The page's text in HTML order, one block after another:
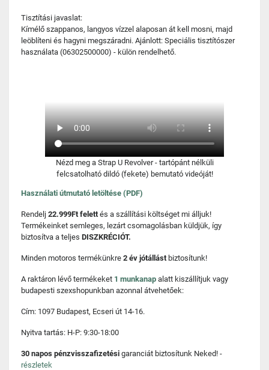
Tisztítási javaslat:
Kímélő szappanos, langyos vízzel alaposan át kell mosni, majd
leöblíteni és hagyni megszáradni. Ajánlott: Speciális tisztítószer
használata (06302500000) - külön rendelhető.
Nézd meg a Strap U Revolver - tartópánt nélküli
felcsatolható dildó (fekete) bemutató videóját!
Használati útmutató letöltése (PDF)
Rendelj 22.999Ft felettés a szállítási költséget mi álljuk!
Termékeinket semleges, lezárt csomagolásban küldjük, így
biztosítva a teljes DISZKRÉCIÓT.
Minden motoros termékünkre 2 év jótállást biztosítunk!
A raktáron lévő termékeket 1 munkanap alatt kiszállítjuk vagy
budapesti szexshopunkban azonnal átvehetőek:
Cím: 1097 Budapest, Ecseri út 14-16.
Nyitva tartás: H-P: 9:30-18:00
30 napos pénzvisszafizetési garanciát biztosítunk Neked! -
részletek